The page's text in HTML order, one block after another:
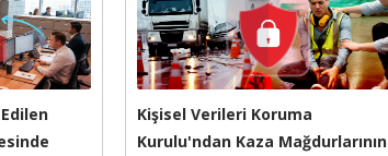
Kişisel Verileri Koruma
Kurulu'ndan Kaza Mağdurlarının